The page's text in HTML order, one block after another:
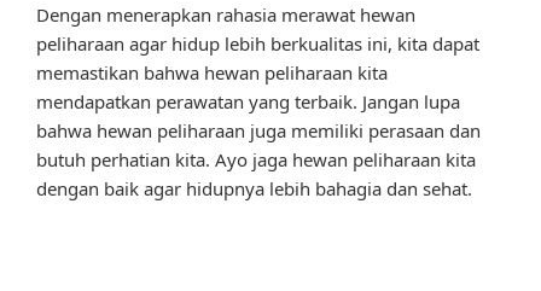
Dengan menerapkan rahasia merawat hewan
peliharaan agar hidup lebih berkualitas ini, kita dapat
memastikan bahwa hewan peliharaan kita
mendapatkan perawatan yang terbaik. Jangan lupa
bahwa hewan peliharaan juga memiliki perasaan dan
butuh perhatian kita. Ayo jaga hewan peliharaan kita
dengan baik agar hidupnya lebih bahagia dan sehat.